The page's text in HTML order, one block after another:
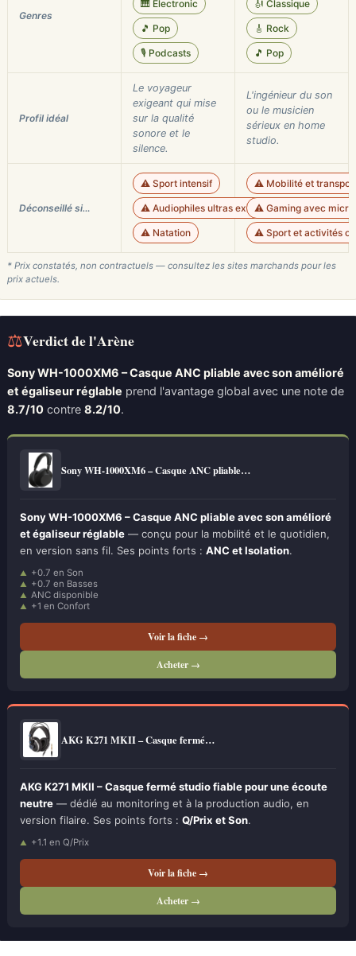
Genres
🎹 Electronic
🎵 Pop
🎙️ Podcasts
🎻 Classique
🎸 Rock
🎵 Pop
Profil idéal
Le voyageur
exigeant qui mise
sur la qualité
sonore et le
silence.
L'ingénieur du son
ou le musicien
sérieux en home
studio.
Déconseillé si…
⚠️ Sport intensif
⚠️ Audiophiles ultras exigeants
⚠️ Natation
⚠️ Mobilité et
⚠️ Gaming avec micro
⚠️ Sport et activités
* Prix constatés, non contractuels — consultez les sites marchands pour les
prix actuels.
⚖Verdict de l'Arène
Sony WH-1000XM6 – Casque ANC pliable avec son amélioré
et égaliseur réglable prend l'avantage global avec une note de
8.7/10 contre 8.2/10.
Sony WH-1000XM6 – Casque ANC pliable…
Sony WH-1000XM6 – Casque ANC pliable avec son amélioré
et égaliseur réglable — conçu pour la mobilité et le quotidien,
en version sans fil. Ses points forts : ANC et Isolation.
+0.7 en Son
+0.7 en Basses
ANC disponible
+1 en Confort
Voir la fiche →
Acheter →
AKG K271 MKII – Casque fermé…
AKG K271 MKII – Casque fermé studio fiable pour une écoute
neutre — dédié au monitoring et à la production audio, en
version filaire. Ses points forts : Q/Prix et Son.
+1.1 en Q/Prix
Voir la fiche →
Acheter →